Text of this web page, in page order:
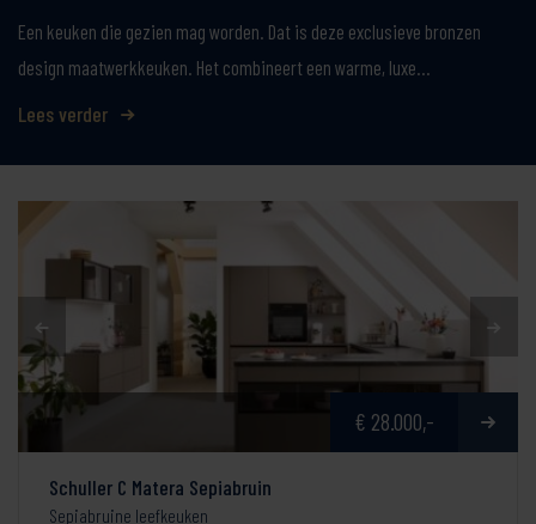
Een keuken die gezien mag worden. Dat is deze exclusieve bronzen
design maatwerkkeuken. Het combineert een warme, luxe…
Lees verder
€ 28.000,-
Schuller C Matera Sepiabruin
Sepiabruine leefkeuken